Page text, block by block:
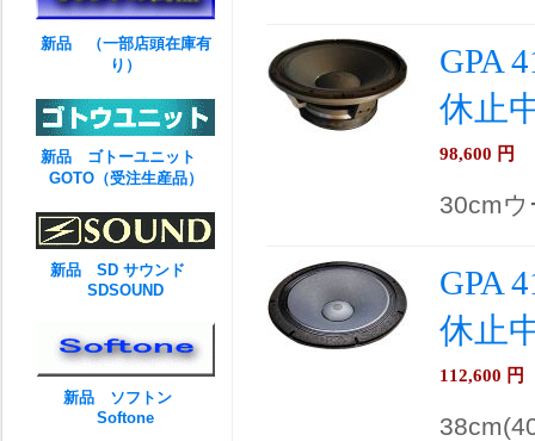
GPA
休止
98,600 円
30cm
GPA
休止
112,600 円
新品 （一部店頭在庫有
り）
新品 ゴトーユニット
GOTO（受注生産品）
新品 SD サウンド
SDSOUND
新品 ソフトン
Softone